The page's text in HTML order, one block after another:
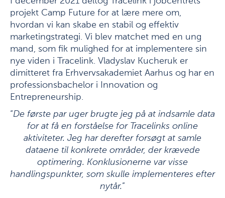
projekt Camp Future for at lære mere om,
hvordan vi kan skabe en stabil og effektiv
marketingstrategi. Vi blev matchet med en ung
mand, som fik mulighed for at implementere sin
nye viden i Tracelink. Vladyslav Kucheruk er
dimitteret fra Erhvervsakademiet Aarhus og har en
professionsbachelor i Innovation og
Entrepreneurship.
“De første par uger brugte jeg på at indsamle data
for at få en forståelse for Tracelinks online
aktiviteter. Jeg har derefter forsøgt at samle
dataene til konkrete områder, der krævede
optimering. Konklusionerne var visse
handlingspunkter, som skulle implementeres efter
nytår.”